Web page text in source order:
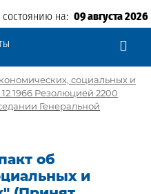
на: 09 августа 2026
социальных и
Резолюцией 2200
Генеральной
об
и